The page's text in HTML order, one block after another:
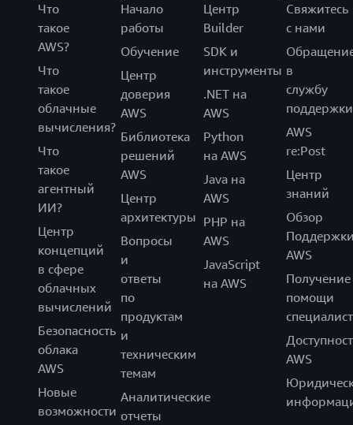
Что
такое
AWS?
Что
такое
облачные
вычисления?
Что
такое
агентный
ИИ?
Центр
концепций
в сфере
облачных
вычислений
Безопасность
облака
AWS
Новые
возможности
Начало
работы
Обучение
Центр
доверия
AWS
Библиотека
решений
AWS
Центр
архитектуры
Вопросы
и
ответы
по
продуктам
и
техническим
темам
Аналитические
отчеты
Центр
Builder
SDK и
инструменты
.NET на
AWS
Python
на AWS
Java на
AWS
PHP на
AWS
JavaScript
на AWS
Свяжитесь
с нами
в
службу
поддержки
AWS
re:Post
Центр
знаний
Обзор
AWS
Получение
помощи
AWS